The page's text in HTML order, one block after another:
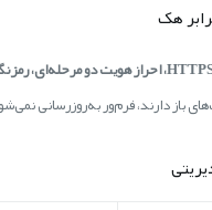
باز دارند، فرم‌ور به‌روزرسانی